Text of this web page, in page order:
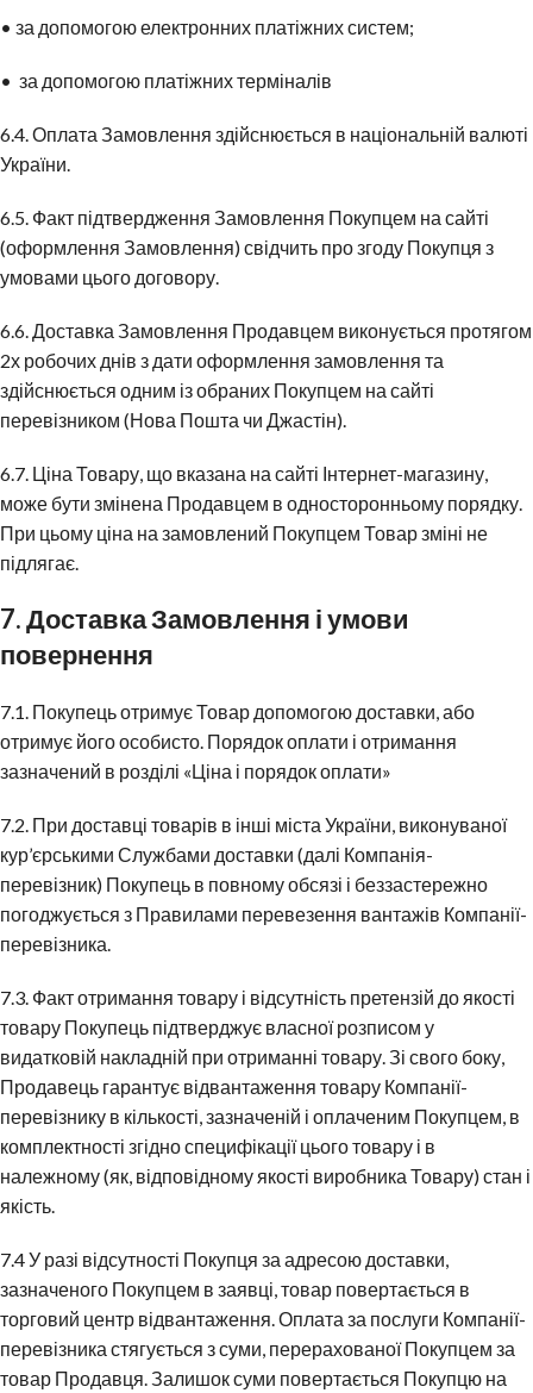
• за допомогою електронних платіжних систем;
• за допомогою платіжних терміналів
6.4. Оплата Замовлення здійснюється в національній валюті
України.
6.5. Факт підтвердження Замовлення Покупцем на сайті
(оформлення Замовлення) свідчить про згоду Покупця з
умовами цього договору.
6.6. Доставка Замовлення Продавцем виконується протягом
2х робочих днів з дати оформлення замовлення та
здійснюється одним із обраних Покупцем на сайті
перевізником (Нова Пошта чи Джастін).
6.7. Ціна Товару, що вказана на сайті Інтернет-магазину,
може бути змінена Продавцем в односторонньому порядку.
При цьому ціна на замовлений Покупцем Товар зміні не
підлягає.
7. Доставка Замовлення і умови
повернення
7.1. Покупець отримує Товар допомогою доставки, або
отримує його особисто. Порядок оплати і отримання
зазначений в розділі «Ціна і порядок оплати»
7.2. При доставці товарів в інші міста України, виконуваної
кур’єрськими Службами доставки (далі Компанія-
перевізник) Покупець в повному обсязі і беззастережно
погоджується з Правилами перевезення вантажів Компанії-
перевізника.
7.3. Факт отримання товару і відсутність претензій до якості
товару Покупець підтверджує власної розписом у
видатковій накладній при отриманні товару. Зі свого боку,
Продавець гарантує відвантаження товару Компанії-
перевізнику в кількості, зазначеній і оплаченим Покупцем, в
комплектності згідно специфікації цього товару і в
належному (як, відповідному якості виробника Товару) стан і
якість.
7.4 У разі відсутності Покупця за адресою доставки,
зазначеного Покупцем в заявці, товар повертається в
торговий центр відвантаження. Оплата за послуги Компанії-
перевізника стягується з суми, перерахованої Покупцем за
товар Продавця. Залишок суми повертається Покупцю на